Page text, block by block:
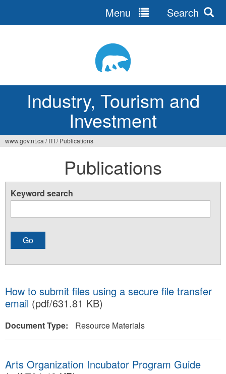
Industry, Tourism and
Investment
Menu Search
here
www.gov.nt.ca / ITI/ Publications
Publications
Keyword search
How to submit files using a secure file transfer
email (pdf/631.81 KB)
Document Type: Resource Materials
Arts Organization Incubator Program Guide